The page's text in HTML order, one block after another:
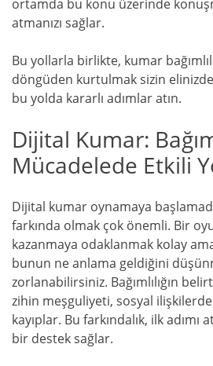
ortamda bu konu üzerinde
atmanızı sağlar.
Bu yollarla birlikte, kumar
döngüden kurtulmak sizin
bu yolda kararlı adımlar atın.
Dijital Kumar:
Mücadelede Etkili
Dijital kumar oynamaya
farkında olmak çok önemli. Bir
kazanmaya odaklanmak kolay
bunun ne anlama geldiğini
zorlanabilirsiniz. Bağımlılığın
zihin meşguliyeti, sosyal
kayıplar. Bu farkındalık, ilk adımı
bir destek sağlar.